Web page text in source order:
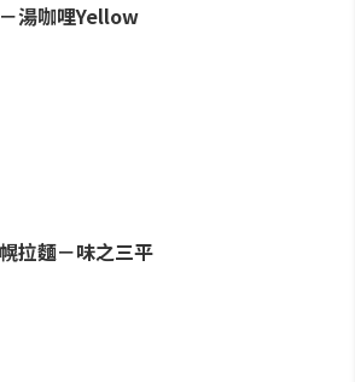
湯咖哩Yellow
拉麵－味之三平